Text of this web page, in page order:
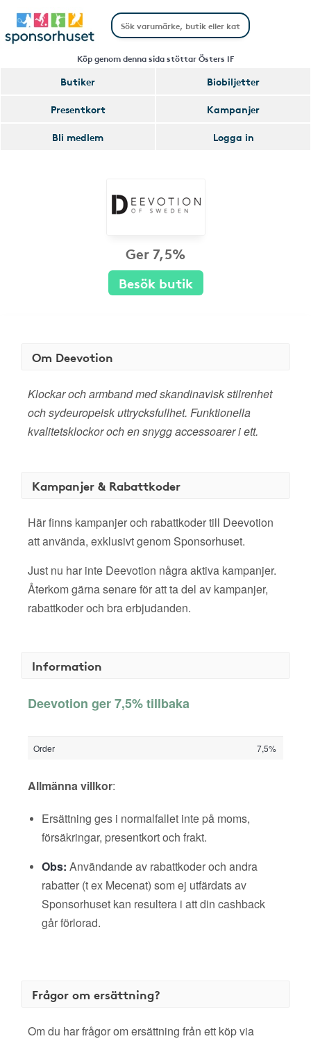
Köp genom denna sida stöttar Östers IF
Butiker
Biobiljetter
Presentkort
Kampanjer
Bli medlem
Logga in
Ger 7,5%
Besök butik
Om Deevotion
Klockar och armband med skandinavisk stilrenhet
och sydeuropeisk uttrycksfullhet. Funktionella
kvalitetsklockor och en snygg accessoarer i ett.
Kampanjer & Rabattkoder
Här finns kampanjer och rabattkoder till Deevotion
att använda, exklusivt genom Sponsorhuset.
Just nu har inte Deevotion några aktiva kampanjer.
Återkom gärna senare för att ta del av kampanjer,
rabattkoder och bra erbjudanden.
Information
Deevotion ger 7,5% tillbaka
Order 7,5%
Allmänna villkor:
Ersättning ges i normalfallet inte på moms,
försäkringar, presentkort och frakt.
Obs: Användande av rabattkoder och andra
rabatter (t ex Mecenat) som ej utfärdats av
Sponsorhuset kan resultera i att din cashback
går förlorad.
Frågor om ersättning?
Om du har frågor om ersättning från ett köp via